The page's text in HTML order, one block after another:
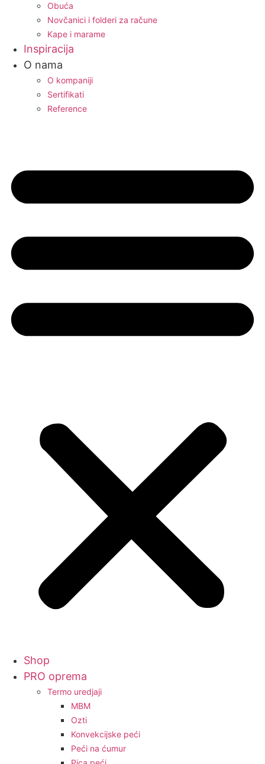
Obuća
Novčanici i folderi za račune
Kape i marame
Inspiracija
O nama
O kompaniji
Sertifikati
Reference
Shop
PRO oprema
Termo uredjaji
MBM
Ozti
Konvekcijske peći
Peći na ćumur